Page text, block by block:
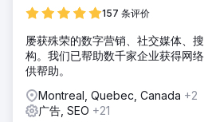
157 条评价
屡获殊荣的数字营销、社交媒体、
构。我们已帮助数千家企业获得网
供帮助。
Montreal, Quebec, Canada +2
广告, SEO +21